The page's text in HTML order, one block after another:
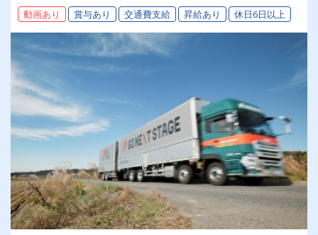
動画あり 賞与あり 交通費支給 昇給あり 休日6日以上